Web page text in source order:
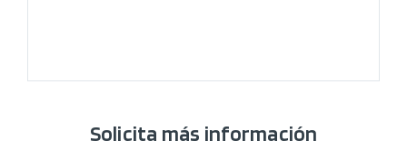
Solicita más información